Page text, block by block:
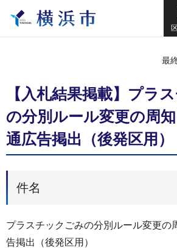
最
【入札結果掲載】プラ
の分別ルール変更の周
通広告掲出（後発区用）
件名
プラスチックごみの分別ルール変更の
告掲出（後発区用）